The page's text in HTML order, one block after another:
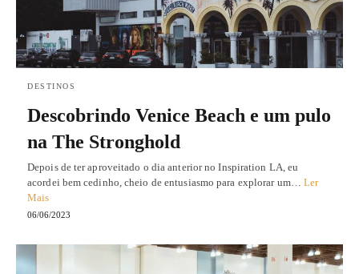
DESTINOS
Descobrindo Venice Beach e um pulo
na The Stronghold
Depois de ter aproveitado o dia anterior no Inspiration LA, eu
acordei bem cedinho, cheio de entusiasmo para explorar um… Ler
Mais
06/06/2023